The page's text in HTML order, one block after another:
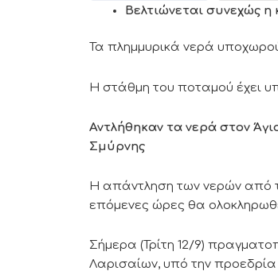
Βελτιώνεται συνεχώς
Τα πλημμυρικά νερά
Η στάθμη του ποταμού έχει
Αντλήθηκαν τα νερά στον
Σμύρνης
H απάντληση των νερών από
επόμενες ώρες θα
Σήμερα (Τρίτη 12/9)
Λαρισαίων, υπό την